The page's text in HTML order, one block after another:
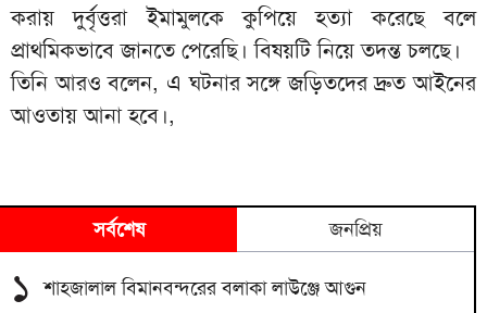
করায় দুর্বৃত্তরা ইমামুলকে কুপিয়ে হত্যা করেছে বলে
প্রাথমিকভাবে জানতে পেরেছি। বিষয়টি নিয়ে তদন্ত চলছে।
তিনি আরও বলেন, এ ঘটনার সঙ্গে জড়িতদের দ্রুত আইনের
আওতায় আনা হবে।,
সর্বশেষ জনপ্রিয়
১ শাহজালাল বিমানবন্দরের বলাকা লাউঞ্জে আগুন